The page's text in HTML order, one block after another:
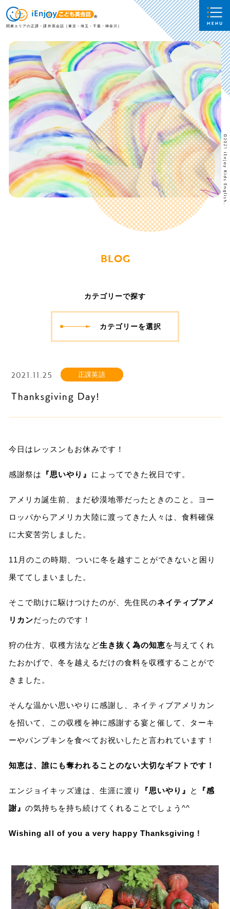
関東エリアの正課・課外英会話［東京・埼玉・千葉・神奈川］
BLOG
カテゴリーで探す
カテゴリーを選択
2021.11.25 正課英語
Thanksgiving Day!
今日はレッスンもお休みです！
感謝祭は 『思いやり』 によってできた祝日です。
アメリカ誕生前、まだ砂漠地帯だったときのこと。ヨー
ロッパからアメリカ大陸に渡ってきた人々は、食料確保
に大変苦労しました。
11月のこの時期、ついに冬を越すことができないと困り
果ててしまいました。
そこで助けに駆けつけたのが、先住民のネイティブアメ
リカンだったのです！
狩の仕方、収穫方法など生き抜く為の知恵を与えてくれ
たおかげで、冬を越えるだけの食料を収穫することがで
きました。
そんな温かい思いやりに感謝し、ネイティブアメリカン
を招いて、この収穫を神に感謝する宴と催して、ターキ
ーやパンプキンを食べてお祝いしたと言われています！
知恵は、誰にも奪われることのない大切なギフトです！
エンジョイキッズ達は、生涯に渡り 『思いやり』 と
『感
謝』の気持ちを持ち続けてくれることでしょう^^
Wishing all of you a very happy Thanksgiving !